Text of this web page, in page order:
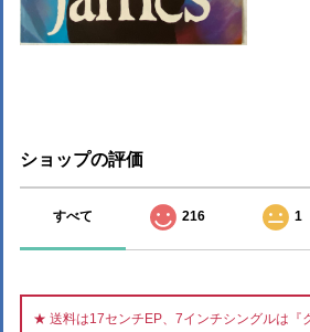
ショップの評価
すべて 216 1
★ 送料は17センチEP、7インチシングルは『